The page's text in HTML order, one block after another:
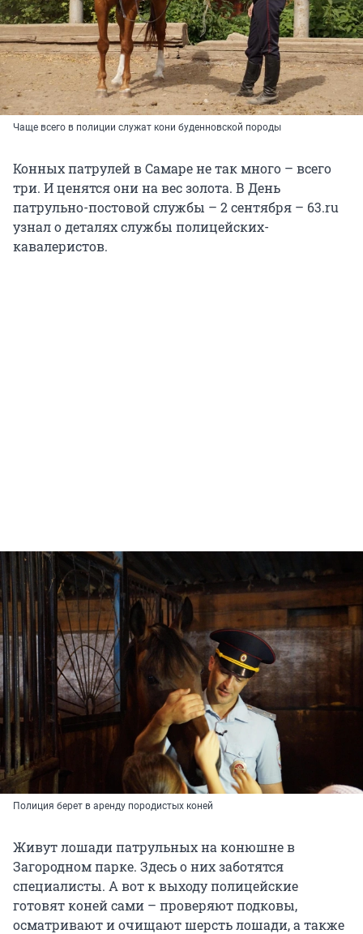
Чаще всего в полиции служат кони буденновской породы
Конных патрулей в Самаре не так много – всего
три. И ценятся они на вес золота. В День
патрульно-постовой службы – 2 сентября – 63.ru
узнал о деталях службы полицейских-
кавалеристов.
Полиция берет в аренду породистых коней
Живут лошади патрульных на конюшне в
Загородном парке. Здесь о них заботятся
специалисты. А вот к выходу полицейские
готовят коней сами – проверяют подковы,
осматривают и очищают шерсть лошади, а также